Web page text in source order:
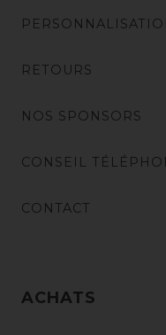
RETOURS
NOS SPONSORS
CONSEIL
CONTACT
ACHATS